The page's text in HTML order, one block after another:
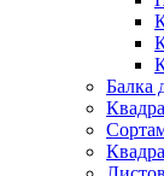
Балка